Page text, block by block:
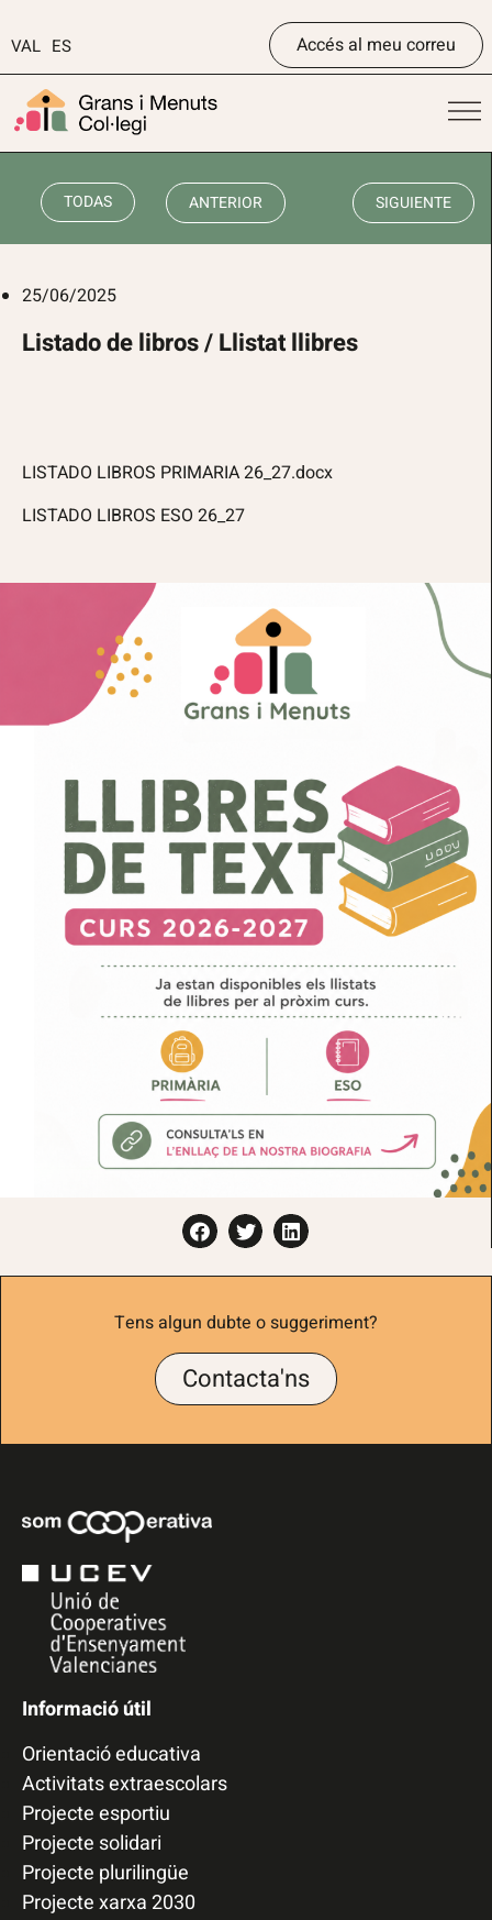
VAL ES Accés al meu correu
TODAS ANTERIOR SIGUIENTE
25/06/2025
Listado de libros / Llistat llibres
LISTADO LIBROS PRIMARIA 26_27.docx
LISTADO LIBROS ESO 26_27
Tens algun dubte o suggeriment?
Contacta'ns
Informació útil
Orientació educativa
Activitats extraescolars
Projecte esportiu
Projecte solidari
Projecte plurilingüe
Projecte xarxa 2030